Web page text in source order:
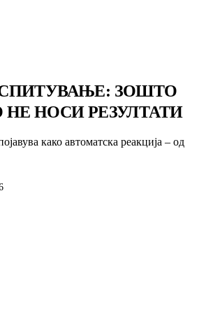
ЗОШТО
НОСИ РЕЗУЛТАТИ
како автоматска реакција – од